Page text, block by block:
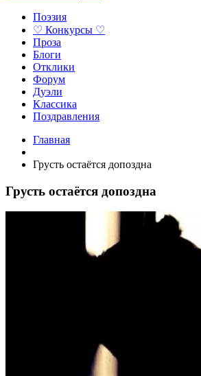
Поэзия
♡ Конкурсы ♡
Проза
Блоги
Отклики
Форум
Дуэли
Классика
Поздравления
Главная
Грусть остаётся допоздна
Грусть остаётся допоздна